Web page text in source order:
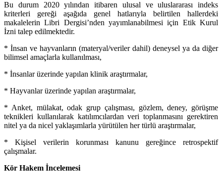
Bu durum 2020 yılından itibaren ulusal ve uluslararası indeks
kriterleri gereği aşağıda genel hatlarıyla belirtilen hallerdeki
makalelerin Libri Dergisi’nden yayımlanabilmesi için Etik Kurul
İzni talep edilmektedir.
* İnsan ve hayvanların (materyal/veriler dahil) deneysel ya da diğer
bilimsel amaçlarla kullanılması,
* İnsanlar üzerinde yapılan klinik araştırmalar,
* Hayvanlar üzerinde yapılan araştırmalar,
* Anket, mülakat, odak grup çalışması, gözlem, deney, görüşme
teknikleri kullanılarak katılımcılardan veri toplanmasını gerektiren
nitel ya da nicel yaklaşımlarla yürütülen her türlü araştırmalar,
* Kişisel verilerin korunması kanunu gereğince retrospektif
çalışmalar.
Kör Hakem İncelemesi